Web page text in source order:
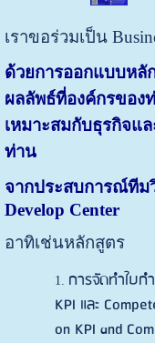
เราขอร่วมเป็น
ด้วยการออกแบบหลั
ผลลัพธ์ที่องค์กรของ
เหมาะสมกับธุรกิจแ
ท่าน
จากประสบการณ์ทีม
Develop Center
อาทิเช่นหลักสูตร
การจัดทำใบ
KPI และ
on KPI and